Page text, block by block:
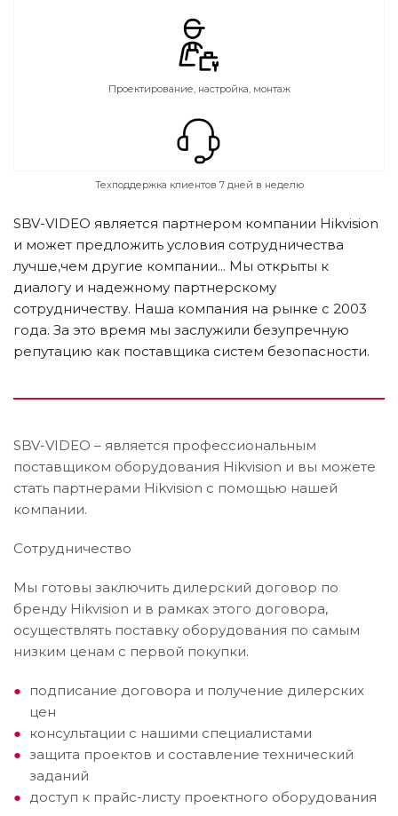
Проектирование, настройка, монтаж
Техподдержка клиентов 7 дней в неделю
SBV-VIDEO является партнером компании Hikvision
и может предложить условия сотрудничества
лучше,чем другие компании... Мы открыты к
диалогу и надежному партнерскому
сотрудничеству. Наша компания на рынке c 2003
года. За это время мы заслужили безупречную
репутацию как поставщика систем безопасности.
SBV-VIDEO – является профессиональным
поставщиком оборудования Hikvision и вы можете
стать партнерами Hikvision с помощью нашей
компании.
Сотрудничество
Мы готовы заключить дилерский договор по
бренду Hikvision и в рамках этого договора,
осуществлять поставку оборудования по самым
низким ценам с первой покупки.
подписание договора и получение дилерских
цен
консультации с нашими специалистами
защита проектов и составление технический
заданий
доступ к прайс-листу проектного оборудования